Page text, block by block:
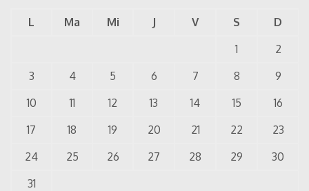
L Ma Mi J V S
D
1
2
3
4 5 6 7 8
9
10
11 12 13 14 15
16
17
18 19 20 21 22
23
24
25 26 27 28 29
30
31